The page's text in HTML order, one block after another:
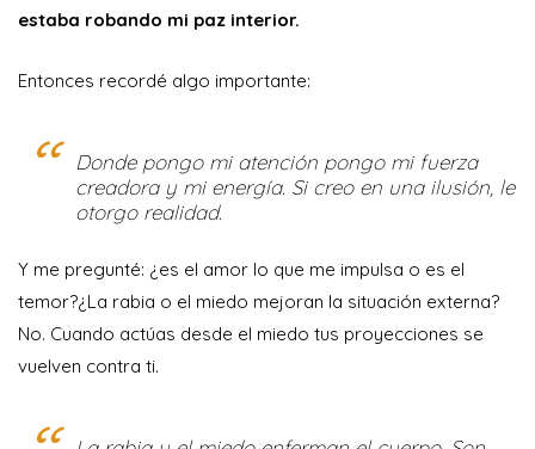
estaba robando mi paz interior.
Entonces recordé algo importante:
Donde pongo mi atención pongo mi fuerza
creadora y mi energía. Si creo en una ilusión, le
otorgo realidad.
Y me pregunté: ¿es el amor lo que me impulsa o es el
temor?¿La rabia o el miedo mejoran la situación externa?
No. Cuando actúas desde el miedo tus proyecciones se
vuelven contra ti.